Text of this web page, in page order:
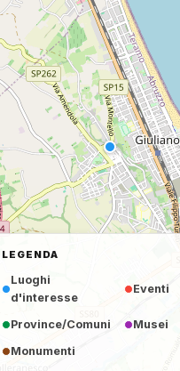
LEGENDA
Luoghi
d'interesse
Eventi
Province/Comuni
Musei
Monumenti